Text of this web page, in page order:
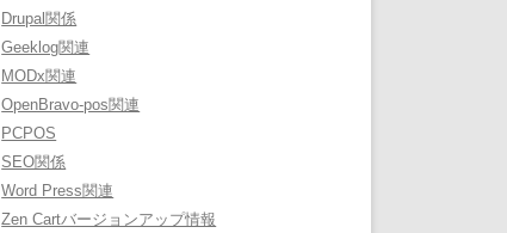
Drupal関係
Geeklog関連
MODx関連
OpenBravo-pos関連
PCPOS
SEO関係
Word Press関連
Zen Cartバージョンアップ情報